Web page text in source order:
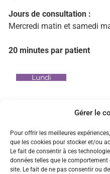
Gérer le
Pour offrir les meilleures
que les cookies pour stocker et/ou
Le fait de consentir à ces
données telles que le
site. Le fait de ne pas consentir ou
Jours de consultation :
Mercredi matin et samedi
20 minutes par patient
Lundi
Mercredi
Jeudi